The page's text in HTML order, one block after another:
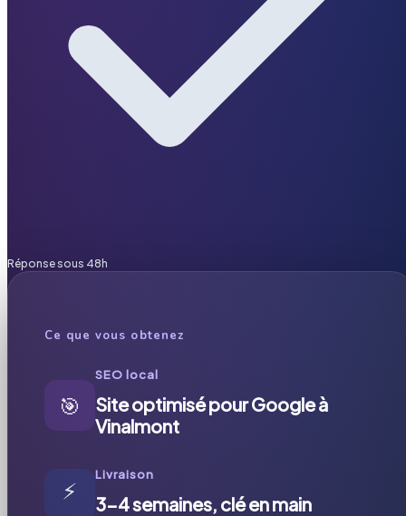
Réponse sous 48h
Ce que vous obtenez
🎯
SEO local
Site optimisé pour Google à
Vinalmont
⚡
Livraison
3-4 semaines, clé en main